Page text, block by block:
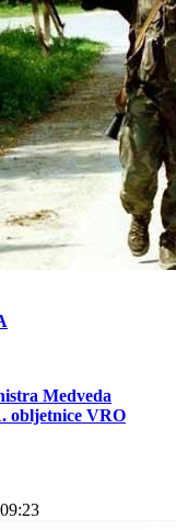
Medveda
obljetnice VRO